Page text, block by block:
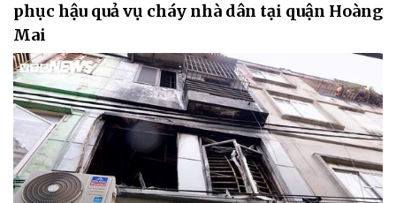
phục hậu quả vụ cháy nhà dân tại quận Hoàng
Mai